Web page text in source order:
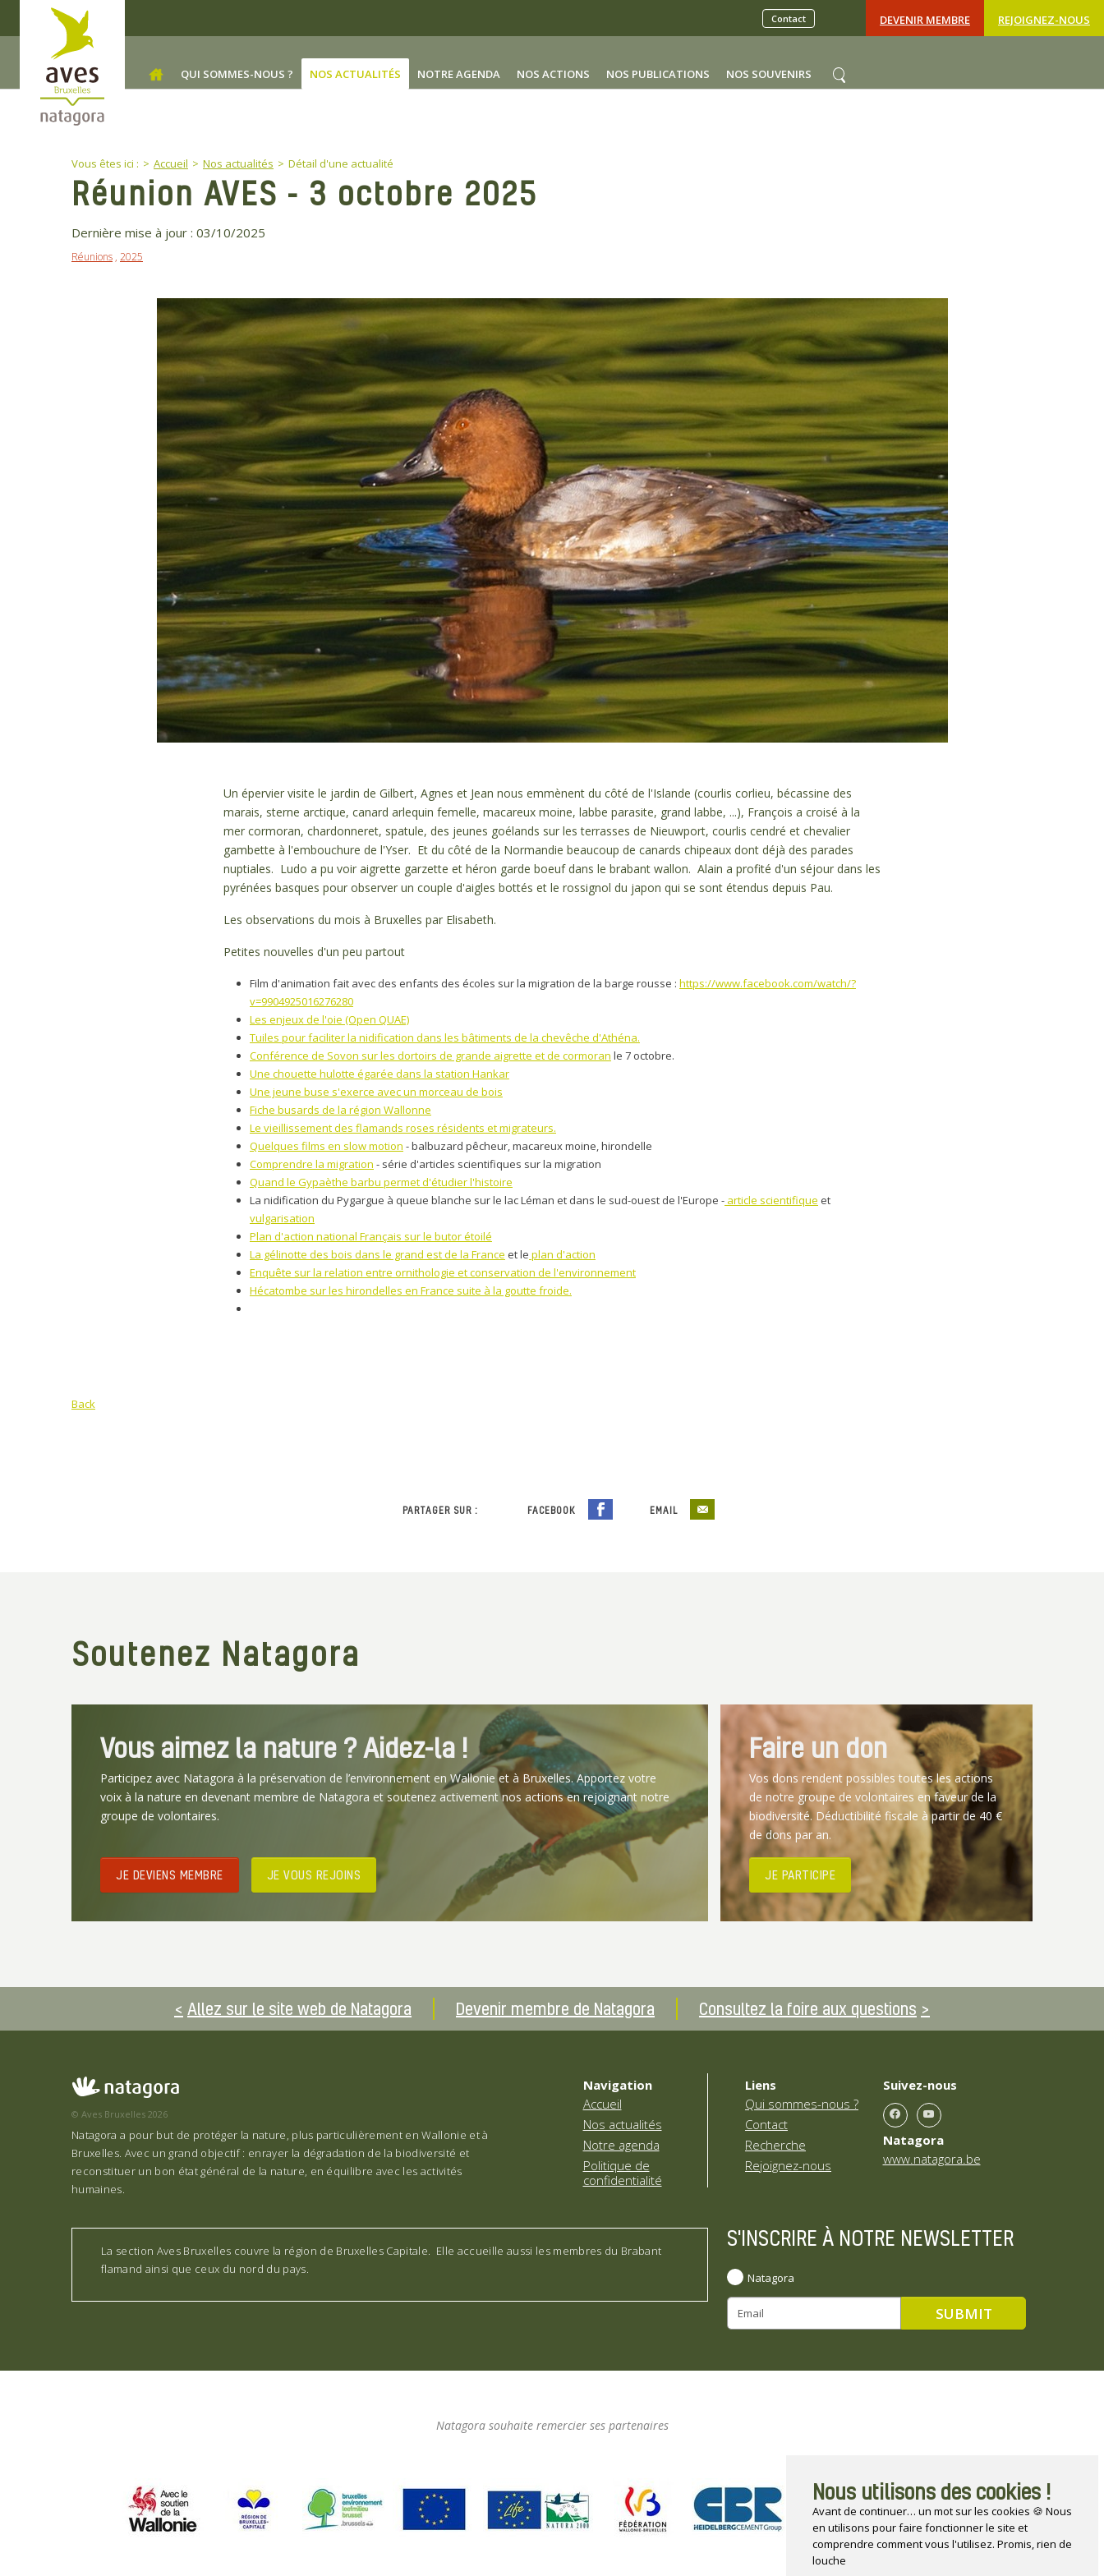
Nous utilisons des cookies !
Avant de continuer… un mot sur les cookies 🍪 Nous
en utilisons pour faire fonctionner le site et
comprendre comment vous l'utilisez. Promis, rien de
louche
Skip to main content
DEVENIR MEMBRE REJOIGNEZ-NOUS
Contact
QUI SOMMES-NOUS ? NOS ACTUALITÉS NOTRE AGENDA NOS ACTIONS NOS PUBLICATIONS NOS SOUVENIRS
Vous êtes ici : Accueil Nos actualités Détail d'une actualité
Réunion AVES - 3 octobre 2025
Dernière mise à jour : 03/10/2025
Réunions , 2025
Un épervier visite le jardin de Gilbert, Agnes et Jean nous emmènent du côté de l'Islande (courlis corlieu, bécassine des
marais, sterne arctique, canard arlequin femelle, macareux moine, labbe parasite, grand labbe, ...), François a croisé à la
mer cormoran, chardonneret, spatule, des jeunes goélands sur les terrasses de Nieuwport, courlis cendré et chevalier
gambette à l'embouchure de l'Yser. Et du côté de la Normandie beaucoup de canards chipeaux dont déjà des parades
nuptiales. Ludo a pu voir aigrette garzette et héron garde boeuf dans le brabant wallon. Alain a profité d'un séjour dans les
pyrénées basques pour observer un couple d'aigles bottés et le rossignol du japon qui se sont étendus depuis Pau.
Les observations du mois à Bruxelles par Elisabeth.
Petites nouvelles d'un peu partout
Film d'animation fait avec des enfants des écoles sur la migration de la barge rousse : https://www.facebook.com/watch/?
v=9904925016276280
Les enjeux de l'oie (Open QUAE)
Tuiles pour faciliter la nidification dans les bâtiments de la chevêche d'Athéna.
Conférence de Sovon sur les dortoirs de grande aigrette et de cormoran le 7 octobre.
Une chouette hulotte égarée dans la station Hankar
Une jeune buse s'exerce avec un morceau de bois
Fiche busards de la région Wallonne
Le vieillissement des flamands roses résidents et migrateurs.
Quelques films en slow motion - balbuzard pêcheur, macareux moine, hirondelle
Comprendre la migration - série d'articles scientifiques sur la migration
Quand le Gypaèthe barbu permet d'étudier l'histoire
La nidification du Pygargue à queue blanche sur le lac Léman et dans le sud-ouest de l'Europe - article scientifique et
vulgarisation
Plan d'action national Français sur le butor étoilé
La gélinotte des bois dans le grand est de la France et le plan d'action
Enquête sur la relation entre ornithologie et conservation de l'environnement
Hécatombe sur les hirondelles en France suite à la goutte froide.
Back
PARTAGER SUR : FACEBOOK EMAIL
Soutenez Natagora
Vous aimez la nature ? Aidez-la !
Participez avec Natagora à la préservation de l’environnement en Wallonie et à Bruxelles. Apportez votre
voix à la nature en devenant membre de Natagora et soutenez activement nos actions en rejoignant notre
groupe de volontaires.
JE DEVIENS MEMBRE JE VOUS REJOINS
Faire un don
Vos dons rendent possibles toutes les actions
de notre groupe de volontaires en faveur de la
biodiversité. Déductibilité fiscale à partir de 40 €
de dons par an.
JE PARTICIPE
Allez sur le site web de Natagora Devenir membre de Natagora Consultez la foire aux questions
© Aves Bruxelles 2026
Natagora a pour but de protéger la nature, plus particulièrement en Wallonie et à
Bruxelles. Avec un grand objectif : enrayer la dégradation de la biodiversité et
reconstituer un bon état général de la nature, en équilibre avec les activités
humaines.
Navigation
Accueil
Nos actualités
Notre agenda
Politique de
confidentialité
Liens
Qui sommes-nous ?
Contact
Recherche
Rejoignez-nous
Suivez-nous
Natagora
www.natagora.be
La section Aves Bruxelles couvre la région de Bruxelles Capitale. Elle accueille aussi les membres du Brabant
flamand ainsi que ceux du nord du pays.
S'INSCRIRE À NOTRE NEWSLETTER
Natagora
Natagora souhaite remercier ses partenaires